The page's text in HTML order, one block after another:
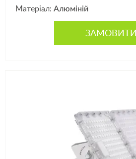
Матеріал: Алюміній
ЗАМОВИТИ